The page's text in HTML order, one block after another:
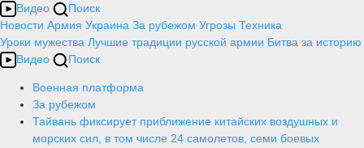
Видео
Поиск
Новости Армия Украина За рубежом Угрозы Техника
Уроки мужества Лучшие традиции русской армии Битва за историю
Видео
Поиск
Военная платформа
За рубежом
Тайвань фиксирует приближение китайских воздушных и
морских сил, в том числе 24 самолетов, семи боевых